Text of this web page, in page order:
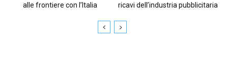
alle frontiere con l’Italia
ricavi dell’industria pubblicitaria